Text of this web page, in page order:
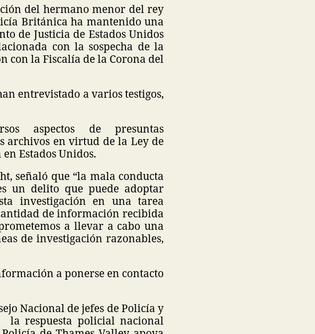
del hermano menor del rey
Británica ha mantenido una
de Justicia de Estados Unidos
con la sospecha de la
con la Fiscalía de la Corona del
entrevistado a varios testigos,
aspectos de presuntas
archivos en virtud de la Ley de
Estados Unidos.
señaló que “la mala conducta
un delito que puede adoptar
investigación en una tarea
de información recibida
a llevar a cabo una
de investigación razonables,
a ponerse en contacto
Nacional de jefes de Policía y
la respuesta policial nacional